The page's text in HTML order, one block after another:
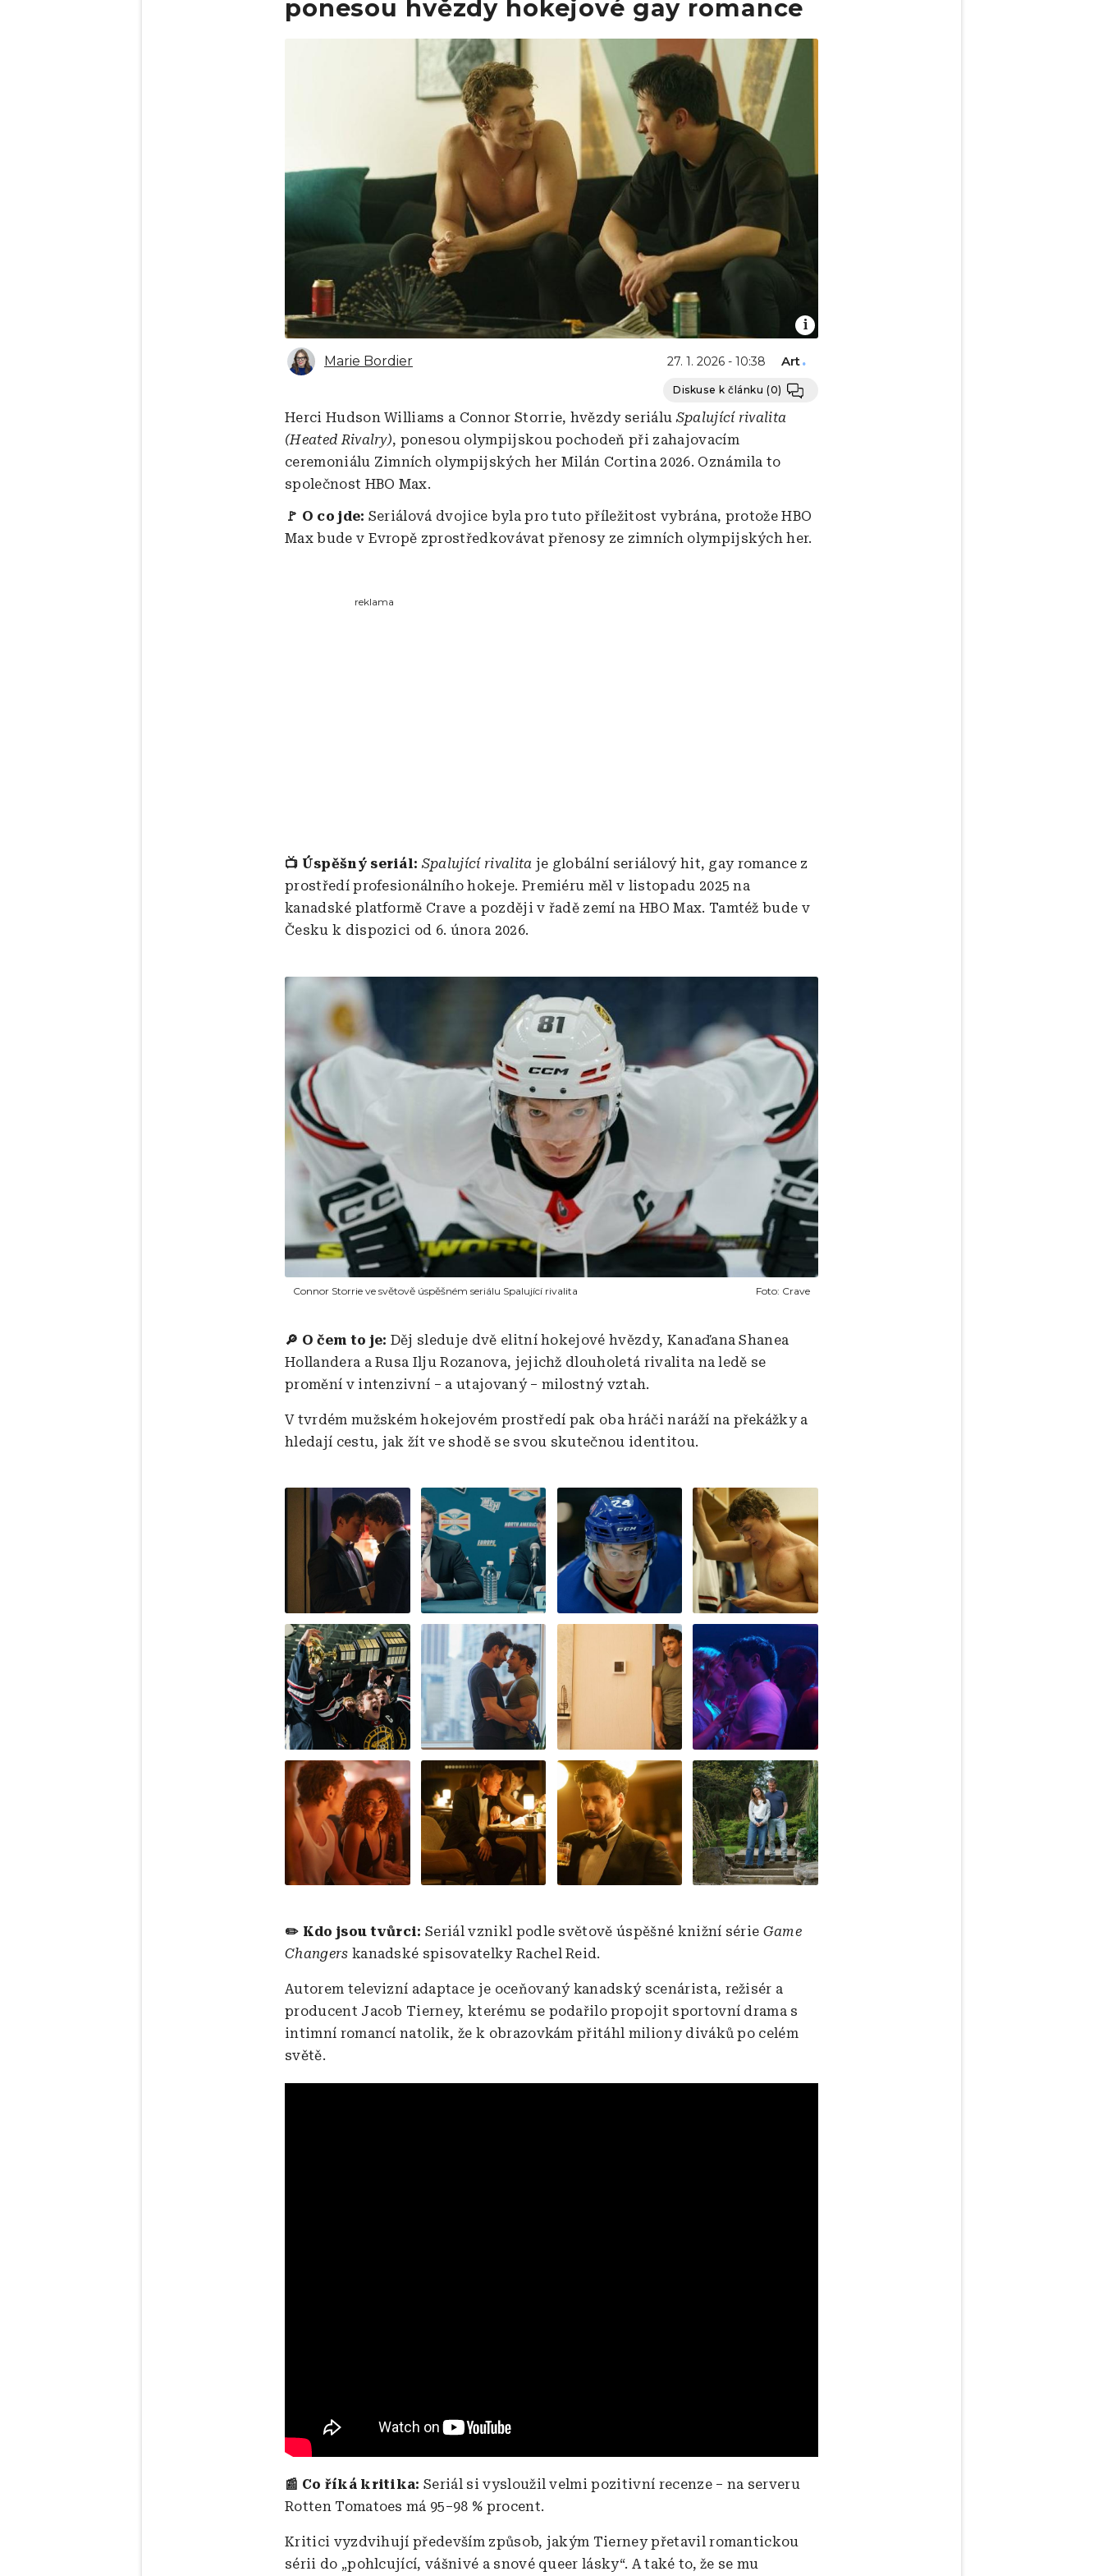
ponesou hvězdy hokejové gay romance
Marie Bordier 27. 1. 2026 - 10:38 Art
Diskuse k článku(0)
Herci Hudson Williams a Connor Storrie, hvězdy seriáluSpalující rivalita
(Heated Rivalry), ponesou olympijskou pochodeň při zahajovacím
ceremoniálu Zimních olympijských her Milán Cortina 2026. Oznámila to
společnost HBO Max.
🚩 O co jde: Seriálová dvojice byla pro tuto příležitost vybrána, protože HBO
Max bude v Evropě zprostředkovávat přenosy ze zimních olympijských her.
reklama
📺 Úspěšný seriál:Spalující rivalita je globální seriálový hit, gay romance z
prostředí profesionálního hokeje. Premiéru měl v listopadu 2025 na
kanadské platformě Crave a později v řadě zemí na HBO Max. Tamtéž bude v
Česku k dispozici od 6. února 2026.
Obrázek
Connor Storrie ve světově úspěšném seriálu Spalující rivalita Foto: Crave
🔎 O čem to je: Děj sleduje dvě elitní hokejové hvězdy, Kanaďana Shanea
Hollandera a Rusa Ilju Rozanova, jejichž dlouholetá rivalita na ledě se
promění v intenzivní – a utajovaný – milostný vztah.
V tvrdém mužském hokejovém prostředí pak oba hráči naráží na překážky a
hledají cestu, jak žít ve shodě se svou skutečnou identitou.
Obrázek Obrázek Obrázek Obrázek
Obrázek Obrázek Obrázek Obrázek
Obrázek Obrázek Obrázek Obrázek
✏️ Kdo jsou tvůrci:Seriál vznikl podle světově úspěšné knižní série Game
Changers kanadské spisovatelky Rachel Reid.
Autorem televizní adaptace je oceňovaný kanadský scenárista, režisér a
producent Jacob Tierney, kterému se podařilo propojit sportovní drama s
intimní romancí natolik, že k obrazovkám přitáhl miliony diváků po celém
světě.
📰 Co říká kritika: Seriál si vysloužil velmi pozitivní recenze – na serveru
Rotten Tomatoes má 95–98 % procent.
Kritici vyzdvihují především způsob, jakým Tierney přetavil romantickou
sérii do „pohlcující, vášnivé a snové queer lásky“. A také to, že se mu